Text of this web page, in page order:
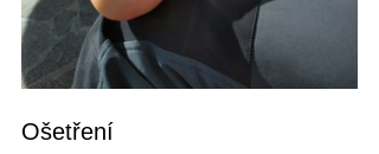
Ošetření